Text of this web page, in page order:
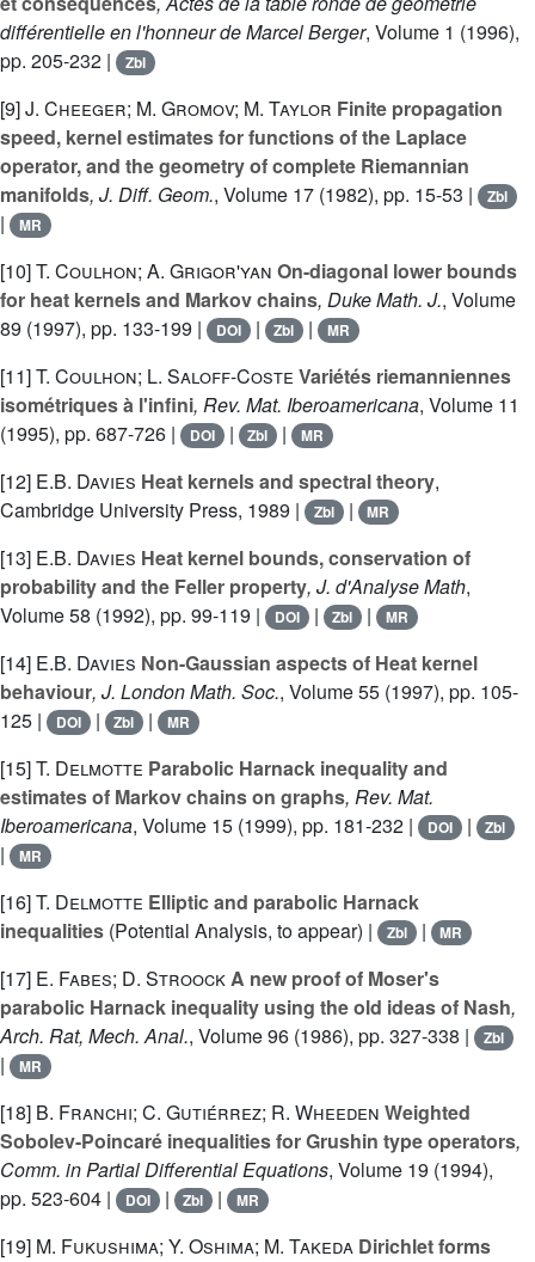
différentielle en l'honneur de Marcel Berger, Volume 1 (1996),
pp. 205-232 |
Zbl
[9]J. Cheeger; M. Gromov; M. Taylor Finite propagation
speed, kernel estimates for functions of the Laplace
operator, and the geometry of complete Riemannian
manifolds, J. Diff. Geom., Volume 17 (1982), pp. 15-53 | Zbl
| MR
[10]T. Coulhon; A. Grigor'yan On-diagonal lower bounds
for heat kernels and Markov chains, Duke Math. J., Volume
89 (1997), pp. 133-199 | DOI | Zbl | MR
[11]T. Coulhon; L. Saloff-Coste Variétés riemanniennes
isométriques à l'infini, Rev. Mat. Iberoamericana, Volume 11
(1995), pp. 687-726 |
DOI | Zbl | MR
[12] E.B. Davies Heat kernels and spectral theory,
Cambridge University Press, 1989 |
Zbl | MR
[13] E.B. Davies Heat kernel bounds, conservation of
probability and the Feller property, J. d'Analyse Math,
Volume 58 (1992), pp. 99-119 | DOI | Zbl | MR
[14] E.B. Davies Non-Gaussian aspects of Heat kernel
behaviour, J. London Math. Soc., Volume 55 (1997), pp. 105-
125 |
DOI | Zbl | MR
[15]T. Delmotte Parabolic Harnack inequality and
estimates of Markov chains on graphs, Rev. Mat.
Iberoamericana, Volume 15 (1999), pp. 181-232 | DOI | Zbl
| MR
[16]T. Delmotte Elliptic and parabolic Harnack
inequalities (Potential Analysis, to appear) | Zbl | MR
[17] E. Fabes; D. StroockA new proof of Moser's
parabolic Harnack inequality using the old ideas of Nash,
Arch. Rat, Mech. Anal., Volume 96 (1986), pp. 327-338 | Zbl
| MR
[18] B. Franchi; C. Gutiérrez; R. Wheeden Weighted
Sobolev-Poincaré inequalities for Grushin type operators,
Comm. in Partial Differential Equations, Volume 19 (1994),
pp. 523-604 |
DOI | Zbl | MR
[19] M. Fukushima; Y. Oshima; M. Takeda Dirichlet forms